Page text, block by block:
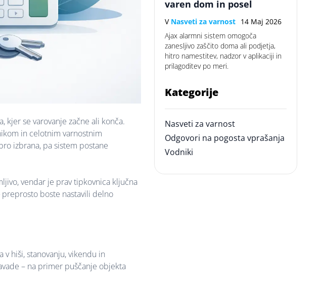
kjer se varovanje začne ali konča.
in celotnim varnostnim
izbrana, pa sistem postane
vendar je prav tipkovnica ključna
boste nastavili delno
hiši, stanovanju, vikendu in
– na primer puščanje objekta
varen dom in posel
V Nasveti za varnost 14 Maj 2026
Ajax alarmni sistem omogoča
zanesljivo zaščito doma ali podjetja,
hitro namestitev, nadzor v aplikaciji in
prilagoditev po meri.
Kategorije
Nasveti za varnost
Odgovori na pogosta vprašanja
Vodniki